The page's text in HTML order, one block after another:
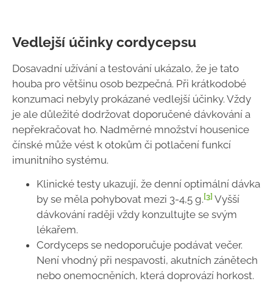
Vedlejší účinky cordycepsu
Dosavadní užívání a testování ukázalo, že je tato
houba pro většinu osob bezpečná. Při krátkodobé
konzumaci nebyly prokázané vedlejší účinky. Vždy
je ale důležité dodržovat doporučené dávkování a
nepřekračovat ho. Nadměrné množství housenice
čínské může vést k otokům či potlačení funkcí
imunitního systému.
Klinické testy ukazují, že denní optimální dávka
by se měla pohybovat mezi 3-4,5 g. [3] Vyšší
dávkování raději vždy konzultujte se svým
lékařem.
Cordyceps se nedoporučuje podávat večer.
Není vhodný při nespavosti, akutních zánětech
nebo onemocněních, která doprovází horkost.